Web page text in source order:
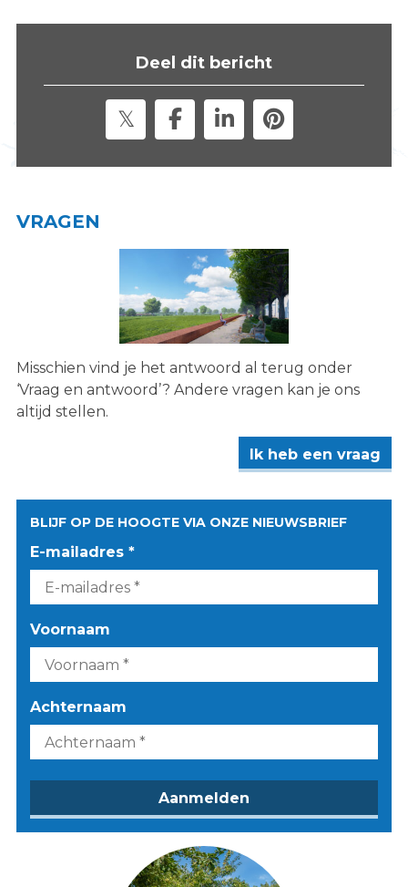
Deel dit bericht
VRAGEN
Misschien vind je het antwoord al terug onder
‘Vraag en antwoord’? Andere vragen kan je ons
altijd stellen.
Ik heb een vraag
BLIJF OP DE HOOGTE VIA ONZE NIEUWSBRIEF
E-mailadres *
Voornaam
Achternaam